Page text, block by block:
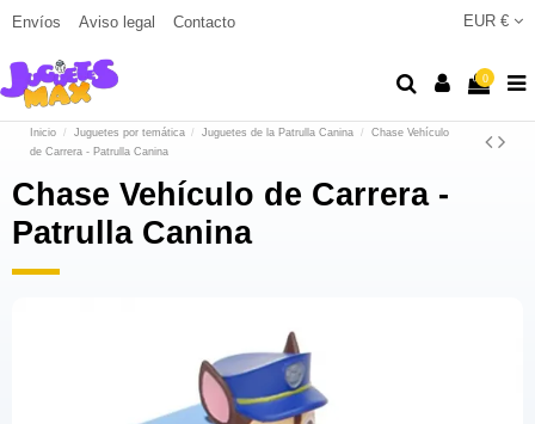
Envíos Aviso legal Contacto EUR €
0
Inicio Juguetes por temática Juguetes de la Patrulla Canina
Chase Vehículo
de Carrera - Patrulla Canina
Chase Vehículo de Carrera -
Patrulla Canina